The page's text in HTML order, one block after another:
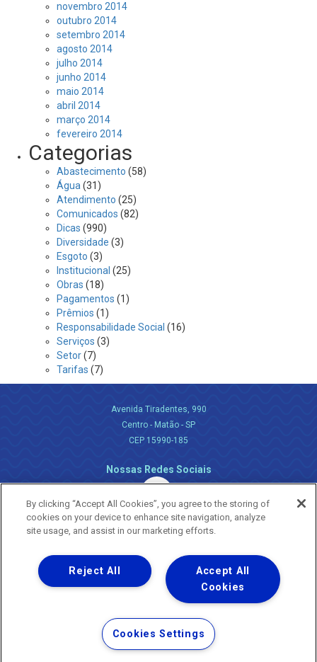
novembro 2014
outubro 2014
setembro 2014
agosto 2014
julho 2014
junho 2014
maio 2014
abril 2014
março 2014
fevereiro 2014
Categorias
Abastecimento (58)
Água (31)
Atendimento (25)
Comunicados (82)
Dicas (990)
Diversidade (3)
Esgoto (3)
Institucional (25)
Obras (18)
Pagamentos (1)
Prêmios (1)
Responsabilidade Social (16)
Serviços (3)
Setor(7)
Tarifas (7)
Avenida Tiradentes, 990
Centro - Matão - SP
CEP 15990-185
Nossas Redes Sociais
Uma empresa
Copyright ® 2026 - Todos os Direitos Reservados.
Nossa natureza movimenta a vida
Termos Gerais de Uso de Sites e Aplicativos
Política de Privacidade e Proteção de Dados
By clicking “Accept All Cookies”, you agree to the storing of
cookies on your device to enhance site navigation, analyze
site usage, and assist in our marketing efforts.
Accept All
Cookies
Reject All
Cookies Settings